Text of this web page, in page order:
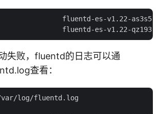
fluentd-es-v1.22-
失败，fluentd的日志可以通
查看：
log/fluentd.log